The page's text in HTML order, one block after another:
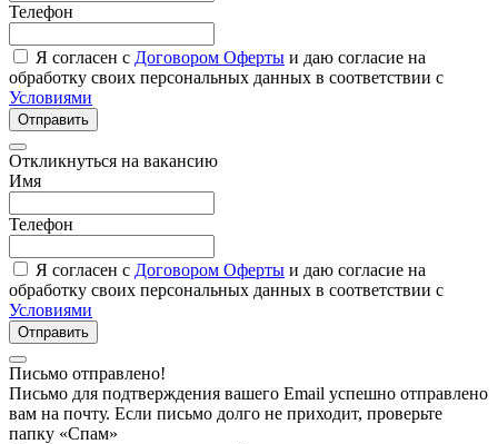
Телефон
Я согласен с Договором Оферты и даю согласие на
обработку своих персональных данных в соответствии с
Условиями
Отправить
Откликнуться на вакансию
Имя
Телефон
Я согласен с Договором Оферты и даю согласие на
обработку своих персональных данных в соответствии с
Условиями
Отправить
Письмо отправлено!
Письмо для подтверждения вашего Email успешно отправлено
вам на почту. Если письмо долго не приходит, проверьте
папку «Спам»